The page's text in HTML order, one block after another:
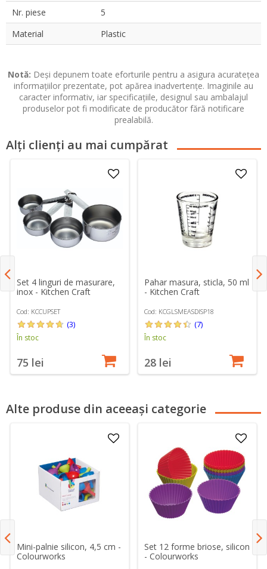
Nr. piese
5
Material
Plastic
Notă: Deși depunem toate eforturile pentru a asigura acuratețea
informațiilor prezentate, pot apărea inadvertențe. Imaginile au
caracter informativ, iar specificațiile, designul sau ambalajul
produselor pot fi modificate de producător fără notificare
prealabilă.
Alți clienți au mai cumpărat
Set 4 linguri de masurare,
inox - Kitchen Craft
Cod: KCCUPSET
(3)
În stoc
75 lei
Pahar masura, sticla, 50 ml
- Kitchen Craft
Cod: KCGLSMEASDISP18
(7)
În stoc
28 lei
Alte produse din aceeași categorie
Mini-palnie silicon, 4,5 cm -
Colourworks
Set 12 forme briose, silicon
- Colourworks